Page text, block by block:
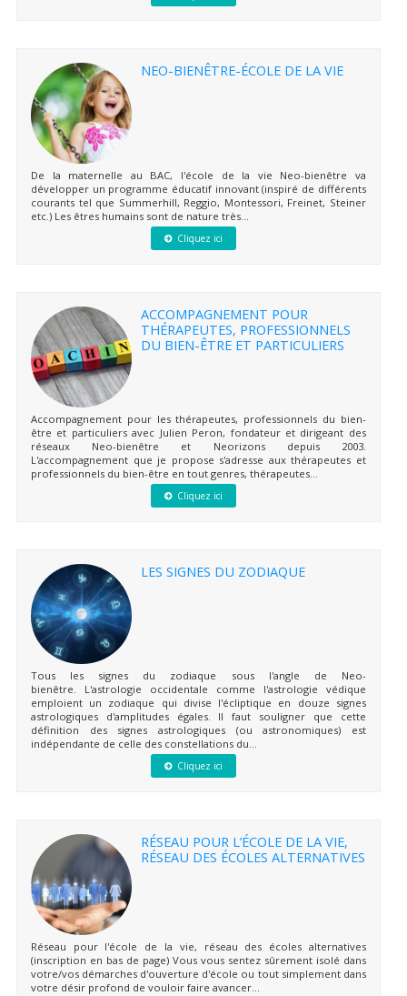
NEO-BIENÊTRE-ÉCOLE DE LA VIE
De la maternelle au BAC, l'école de la vie Neo-bienêtre va
développer un programme éducatif innovant (inspiré de différents
courants tel que Summerhill, Reggio, Montessori, Freinet, Steiner
etc.) Les êtres humains sont de nature très...
Cliquez ici
ACCOMPAGNEMENT POUR
THÉRAPEUTES, PROFESSIONNELS
DU BIEN-ÊTRE ET PARTICULIERS
Accompagnement pour les thérapeutes, professionnels du bien-
être et particuliers avec Julien Peron, fondateur et dirigeant des
réseaux Neo-bienêtre et Neorizons depuis 2003.
L'accompagnement que je propose s'adresse aux thérapeutes et
professionnels du bien-être en tout genres, thérapeutes...
Cliquez ici
LES SIGNES DU ZODIAQUE
Tous les signes du zodiaque sous l'angle de Neo-
bienêtre. L'astrologie occidentale comme l'astrologie védique
emploient un zodiaque qui divise l'écliptique en douze signes
astrologiques d'amplitudes égales. Il faut souligner que cette
définition des signes astrologiques (ou astronomiques) est
indépendante de celle des constellations du...
Cliquez ici
RÉSEAU POUR L’ÉCOLE DE LA VIE,
RÉSEAU DES ÉCOLES ALTERNATIVES
Réseau pour l'école de la vie, réseau des écoles alternatives
(inscription en bas de page) Vous vous sentez sûrement isolé dans
votre/vos démarches d'ouverture d'école ou tout simplement dans
votre désir profond de vouloir faire avancer...